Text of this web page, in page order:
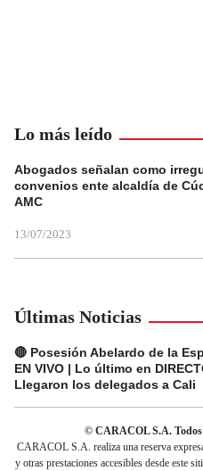
Lo más leído
Abogados señalan como
convenios ente alcaldía de
AMC
13/07/2023
Últimas Noticias
🔴 Posesión Abelardo de la
EN VIVO | Lo último en
Llegaron los delegados a Cali
© CARACOL S.A. Todos
CARACOL S.A. realiza una reserva
y otras prestaciones accesibles desde este